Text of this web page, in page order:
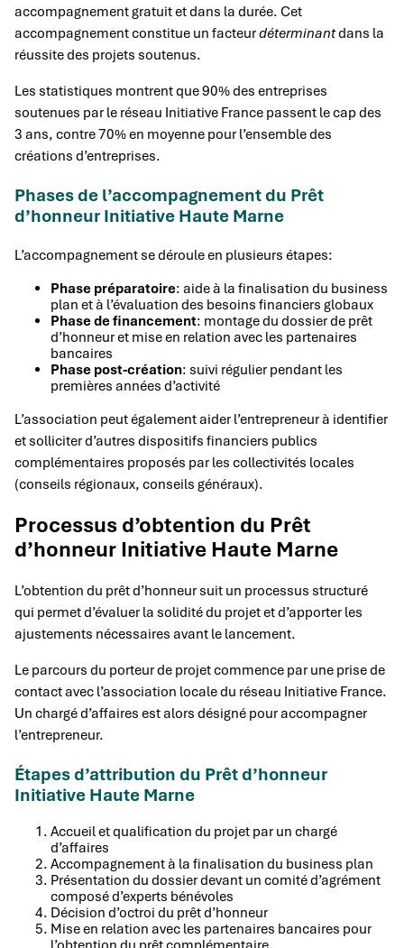
accompagnement gratuit et dans la durée. Cet
accompagnement constitue un facteurdéterminantdans la
réussite des projets soutenus.
Les statistiques montrent que 90% des entreprises
soutenues par le réseau Initiative France passent le cap des
3 ans, contre 70% en moyenne pour l’ensemble des
créations d’entreprises.
Phases de l’accompagnement du Prêt
d’honneur Initiative Haute Marne
L’accompagnement se déroule en plusieurs étapes:
Phase préparatoire: aide à la finalisation du business
plan et à l’évaluation des besoins financiers globaux
Phase de financement: montage du dossier de prêt
d’honneur et mise en relation avec les partenaires
bancaires
Phase post-création: suivi régulier pendant les
premières années d’activité
L’association peut également aider l’entrepreneur à identifier
et solliciter d’autres dispositifs financiers publics
complémentaires proposés par les collectivités locales
(conseils régionaux, conseils généraux).
Processus d’obtention du Prêt
d’honneur Initiative Haute Marne
L’obtention du prêt d’honneur suit un processus structuré
qui permet d’évaluer la solidité du projet et d’apporter les
ajustements nécessaires avant le lancement.
Le parcours du porteur de projet commence par une prise de
contact avec l’association locale du réseau Initiative France.
Un chargé d’affaires est alors désigné pour accompagner
l’entrepreneur.
Étapes d’attribution du Prêt d’honneur
Initiative Haute Marne
Accueil et qualification du projet par un chargé
d’affaires
Accompagnement à la finalisation du business plan
Présentation du dossier devant un comité d’agrément
composé d’experts bénévoles
Décision d’octroi du prêt d’honneur
Mise en relation avec les partenaires bancaires pour